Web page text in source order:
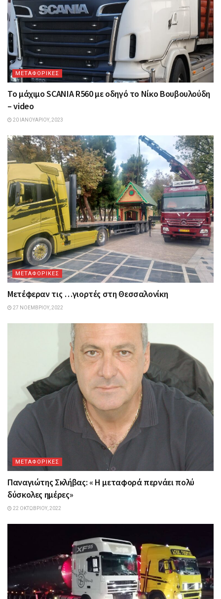
ΜΕΤΑΦΟΡΙΚΕΣ
Το μάχιμο SCANIA R560 με οδηγό το Νίκο Βουβουλούδη
– video
20 ΙΑΝΟΥΑΡΊΟΥ, 2023
ΜΕΤΑΦΟΡΙΚΕΣ
Μετέφεραν τις …γιορτές στη Θεσσαλονίκη
27 ΝΟΕΜΒΡΊΟΥ, 2022
ΜΕΤΑΦΟΡΙΚΕΣ
Παναγιώτης Σκλήβας: « Η μεταφορά περνάει πολύ
δύσκολες ημέρες»
22 ΟΚΤΩΒΡΊΟΥ, 2022